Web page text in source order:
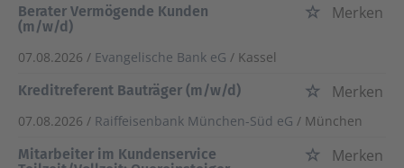
Berater Vermögende Kunden
(m/w/d)
Merken
07.08.2026 / Evangelische Bank eG / Kassel
Kreditreferent Bauträger (m/w/d)
Merken
07.08.2026 / Raiffeisenbank München-Süd eG / München
Mitarbeiter im Kundenservice
Merken